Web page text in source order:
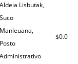
Aldeia Lisbutak,
Suco
Manleuana,
Posto
Administrativo
$0.00